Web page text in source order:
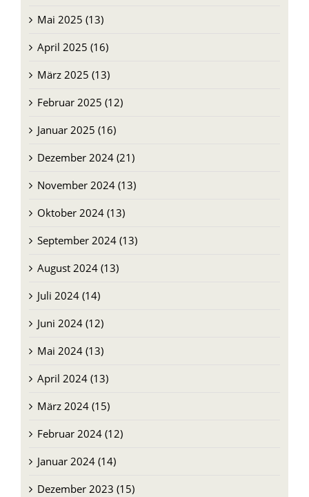
Mai 2025 (13)
April 2025 (16)
März 2025 (13)
Februar 2025 (12)
Januar 2025 (16)
Dezember 2024 (21)
November 2024 (13)
Oktober 2024 (13)
September 2024 (13)
August 2024 (13)
Juli 2024 (14)
Juni 2024 (12)
Mai 2024 (13)
April 2024 (13)
März 2024 (15)
Februar 2024 (12)
Januar 2024 (14)
Dezember 2023 (15)